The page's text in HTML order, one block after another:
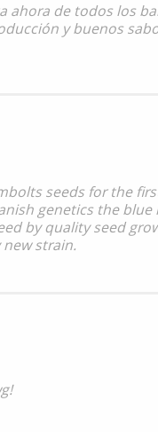
ahora de todos los
y buenos
seeds for the
genetics the blue
by quality seed
strain.